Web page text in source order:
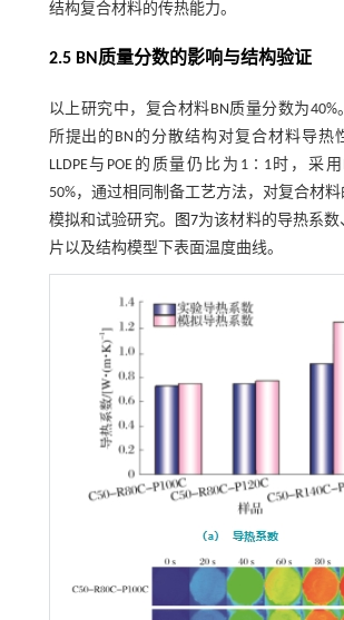
结构复合材料的传热能力。
2.5 BN质量分数的影响与结构验证
以上研究中，复合材料BN质量分数为40%
所提出的BN的分散结构对复合材料导热
LLDPE与POE的质量仍比为1∶1时，采
50%，通过相同制备工艺方法，对复合材
模拟和试验研究。
图7为该材料的导热系数
片以及结构模型下表面温度曲线。